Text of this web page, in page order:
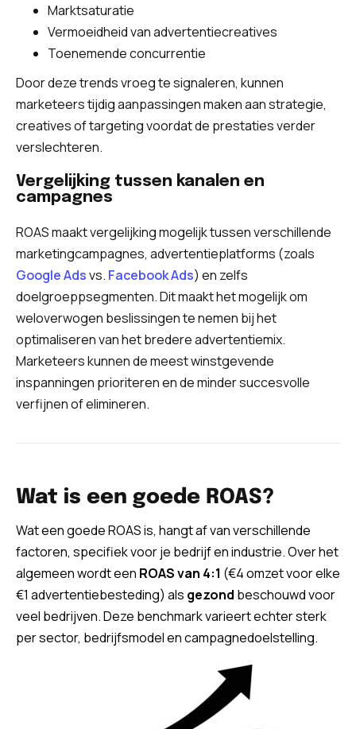
Marktsaturatie
Vermoeidheid van advertentiecreatives
Toenemende concurrentie
Door deze trends vroeg te signaleren, kunnen
marketeers tijdig aanpassingen maken aan strategie,
creatives of targeting voordat de prestaties verder
verslechteren.
Vergelijking tussen kanalen en
campagnes
ROAS maakt vergelijking mogelijk tussen verschillende
marketingcampagnes, advertentieplatforms (zoals
Google Adsvs. Facebook Ads) en zelfs
doelgroeppsegmenten. Dit maakt het mogelijk om
weloverwogen beslissingen te nemen bij het
optimaliseren van het bredere advertentiemix.
Marketeers kunnen de meest winstgevende
inspanningen prioriteren en de minder succesvolle
verfijnen of elimineren.
Wat is een goede ROAS?
Wat een goede ROAS is, hangt af van verschillende
factoren, specifiek voor je bedrijf en industrie. Over het
algemeen wordt een ROAS van 4:1 (€4 omzet voor elke
€1 advertentiebesteding) als gezond beschouwd voor
veel bedrijven. Deze benchmark varieert echter sterk
per sector, bedrijfsmodel en campagnedoelstelling.